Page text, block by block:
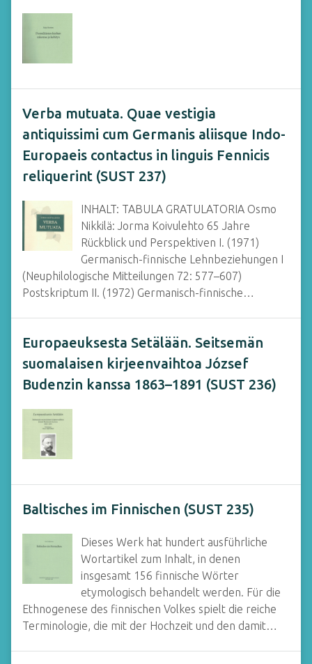
Verba mutuata. Quae vestigia
antiquissimi cum Germanis aliisque Indo-
Europaeis contactus in linguis Fennicis
reliquerint (SUST 237)
INHALT: TABULA GRATULATORIA Osmo
Nikkilä: Jorma Koivulehto 65 Jahre
Rückblick und Perspektiven I. (1971)
Germanisch-finnische Lehnbeziehungen I
(Neuphilologische Mitteilungen 72: 577–607)
Postskriptum II. (1972) Germanisch-finnische…
Europaeuksesta Setälään. Seitsemän
suomalaisen kirjeenvaihtoa József
Budenzin kanssa 1863–1891 (SUST 236)
Baltisches im Finnischen (SUST 235)
Dieses Werk hat hundert ausführliche
Wortartikel zum Inhalt, in denen
insgesamt 156 finnische Wörter
etymologisch behandelt werden. Für die
Ethnogenese des finnischen Volkes spielt die reiche
Terminologie, die mit der Hochzeit und den damit…